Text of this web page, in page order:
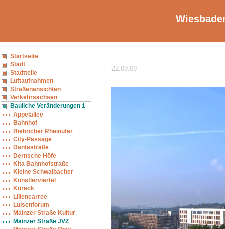
Startseite
Stadt
Stadtteile
Luftaufnahmen
Straßenansichten
Verkehrsachsen
Bauliche Veränderungen 1
Äppelallee
Bahnhof
Biebricher Rheinufer
City-Passage
Dantestraße
Dernsche Höfe
Kita Bahnhofstraße
Kleine Schwalbacher
Künstlerviertel
Kureck
Liliencarree
Luisenforum
Mainzer Straße Kultur
Mainzer Straße JVZ
22.09.09